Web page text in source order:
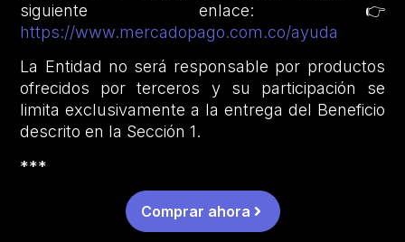
siguiente enlace: 👉
https://www.mercadopago.com.co/ayuda
La Entidad no será responsable por productos
ofrecidos por terceros y su participación se
limita exclusivamente a la entrega del Beneficio
descrito en la Sección 1.
***
Comprar ahora